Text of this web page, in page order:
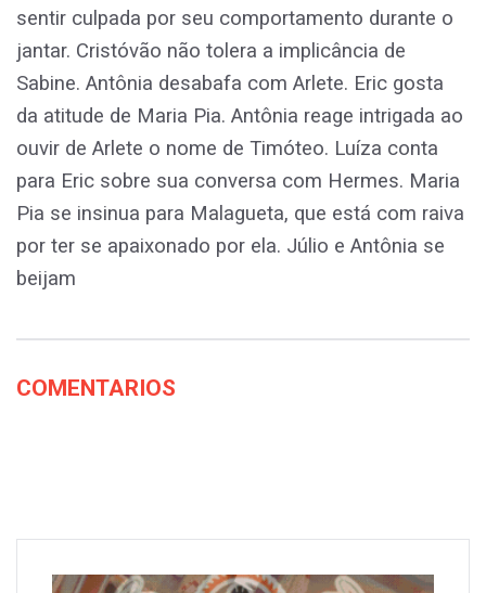
sentir culpada por seu comportamento durante o
jantar. Cristóvão não tolera a implicância de
Sabine. Antônia desabafa com Arlete. Eric gosta
da atitude de Maria Pia. Antônia reage intrigada ao
ouvir de Arlete o nome de Timóteo. Luíza conta
para Eric sobre sua conversa com Hermes. Maria
Pia se insinua para Malagueta, que está com raiva
por ter se apaixonado por ela. Júlio e Antônia se
beijam
COMENTARIOS